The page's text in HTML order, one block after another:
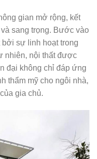
gian mở rộng, kết
sang trọng. Bước vào
bởi sự linh hoạt trong
nhiên, nội thất được
đại không chỉ đáp ứng
thẩm mỹ cho ngôi nhà,
gia chủ.